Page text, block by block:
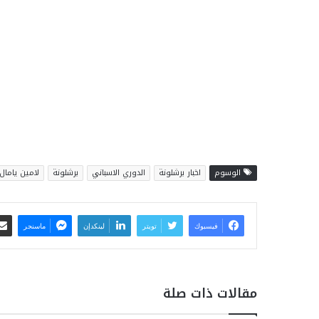
الوسوم اخبار برشلونة الدوري الاسباني برشلونة لامين يامال
فيسبوك تويتر لينكدإن ماسنجر
مقالات ذات صلة